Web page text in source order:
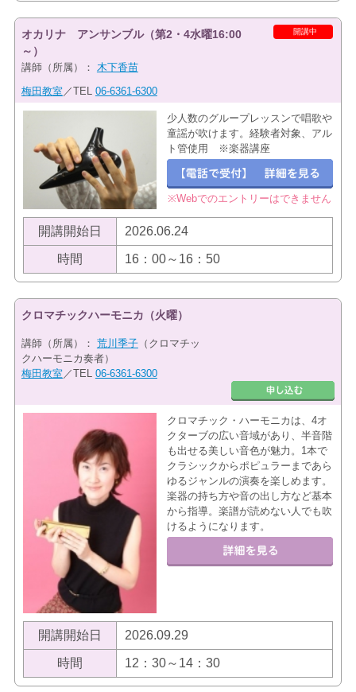
開講中
オカリナ アンサンブル（第2・4水曜16:00
～）
講師（所属）： 木下香苗
梅田教室 ／TEL 06-6361-6300
少人数のグループレッスンで唱歌や
童謡が吹けます。経験者対象、アル
ト管使用 ※楽器講座
※Webでのエントリーはできません
開講開始日 2026.06.24
時間 16：00～16：50
クロマチックハーモニカ（火曜）
講師（所属）： 荒川季子（クロマチッ
クハーモニカ奏者）
梅田教室 ／TEL 06-6361-6300
クロマチック・ハーモニカは、4オ
クターブの広い音域があり、半音階
も出せる美しい音色が魅力。1本で
クラシックからポピュラーまであら
ゆるジャンルの演奏を楽しめます。
楽器の持ち方や音の出し方など基本
から指導。楽譜が読めない人でも吹
けるようになります。
開講開始日 2026.09.29
時間 12：30～14：30